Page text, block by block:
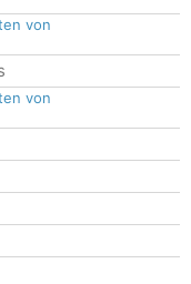
von
von